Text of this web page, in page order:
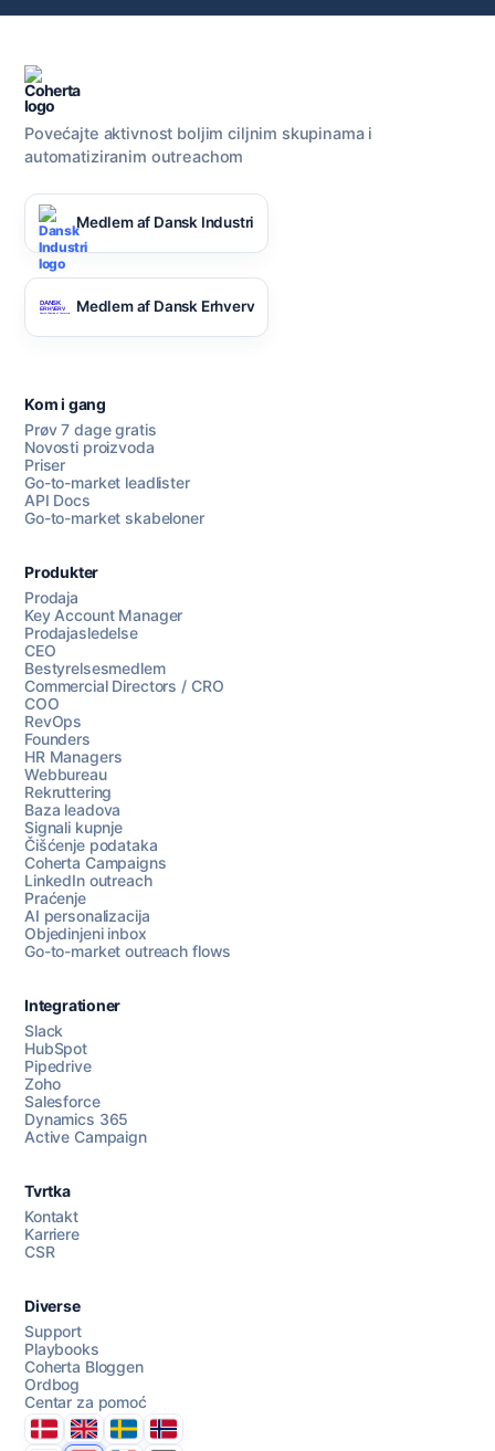
Razgovarajte s nama
Povećajte aktivnost boljim ciljnim skupinama i
automatiziranim outreachom
Medlem af Dansk Industri
Medlem af Dansk Erhverv
Kom i gang
Prøv 7 dage gratis
Novosti proizvoda
Priser
Go-to-market leadlister
API Docs
Go-to-market skabeloner
Produkter
Prodaja
Key Account Manager
Prodajasledelse
CEO
Bestyrelsesmedlem
Commercial Directors / CRO
COO
RevOps
Founders
HR Managers
Webbureau
Rekruttering
Baza leadova
Signali kupnje
Čišćenje podataka
Coherta Campaigns
LinkedIn outreach
Praćenje
AI personalizacija
Objedinjeni inbox
Go-to-market outreach flows
Integrationer
Slack
HubSpot
Pipedrive
Zoho
Salesforce
Dynamics 365
Active Campaign
Tvrtka
Kontakt
Karriere
CSR
Diverse
Support
Playbooks
Coherta Bloggen
Ordbog
Centar za pomoć
DanmarkUnited Kingdom
SverigeNorge